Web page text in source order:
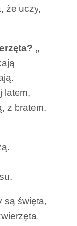
że uczy,
„
latem,
z bratem.
są święta,